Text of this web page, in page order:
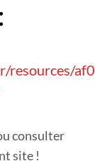
resources/
consulter
site !